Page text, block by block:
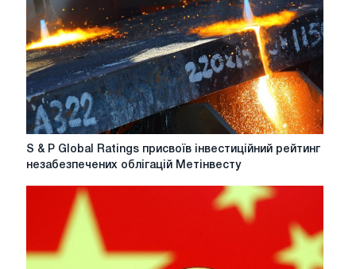
у
бік
зниження
S
присвоїв
інвестиційний
рейтинг
S & P Global Ratings присвоїв інвестиційний рейтинг
незабезпечених облігацій Метінвесту